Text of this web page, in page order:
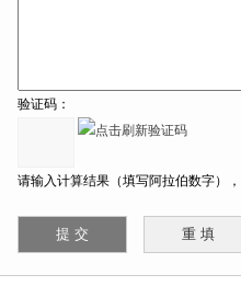
验证码：
请输入计算结果（填写阿拉伯数字），